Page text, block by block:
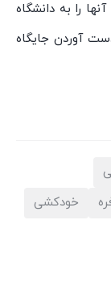
را به دانشگاه
آوردن جایگاه
خودکشی